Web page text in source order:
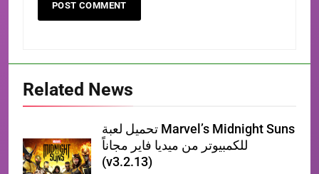
Related News
تحميل لعبة Marvel’s Midnight Suns
للكمبيوتر من ميديا فاير مجاناً
(v3.2.13)